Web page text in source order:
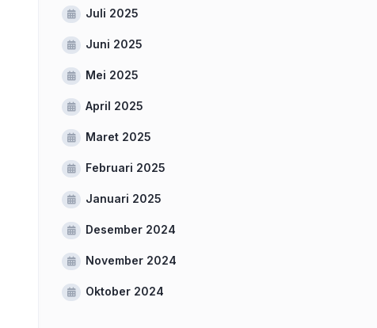
Juli 2025
Juni 2025
Mei 2025
April 2025
Maret 2025
Februari 2025
Januari 2025
Desember 2024
November 2024
Oktober 2024